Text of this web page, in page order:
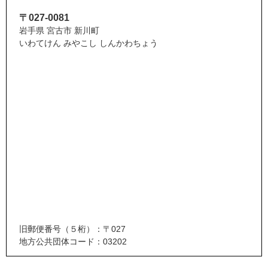
〒027-0081
岩手県 宮古市 新川町
いわてけん みやこし しんかわちょう
旧郵便番号（５桁）：〒027
地方公共団体コード：03202